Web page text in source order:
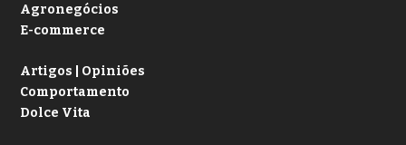
Agronegócios
E-commerce
Artigos | Opiniões
Comportamento
Dolce Vita